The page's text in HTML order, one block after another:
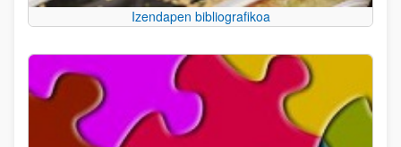
Izendapen bibliografikoa